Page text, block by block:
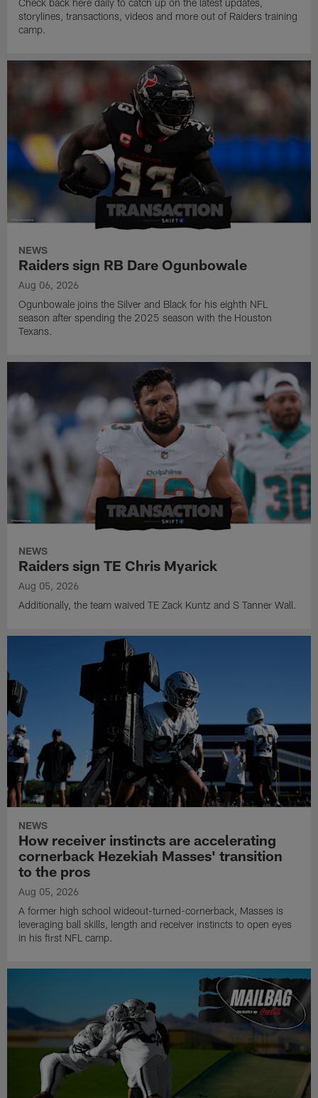
Check back here daily to catch up on the latest updates,
storylines, transactions, videos and more out of Raiders training
camp.
NEWS
Raiders sign RB Dare Ogunbowale
Aug 06, 2026
Ogunbowale joins the Silver and Black for his eighth NFL
season after spending the 2025 season with the Houston
Texans.
NEWS
Raiders sign TE Chris Myarick
Aug 05, 2026
Additionally, the team waived TE Zack Kuntz and S Tanner Wall.
NEWS
How receiver instincts are accelerating
cornerback Hezekiah Masses' transition
to the pros
Aug 05, 2026
A former high school wideout-turned-cornerback, Masses is
leveraging ball skills, length and receiver instincts to open eyes
in his first NFL camp.